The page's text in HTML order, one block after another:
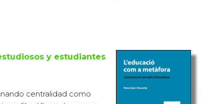
y estudiantes
centralidad como